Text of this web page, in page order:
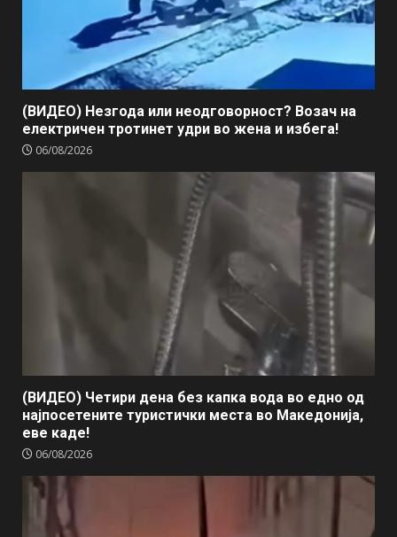
(ВИДЕО) Незгода или неодговорност? Возач на
електричен тротинет удри во жена и избега!
06/08/2026
(ВИДЕО) Четири дена без капка вода во едно од
најпосетените туристички места во Македонија,
еве каде!
06/08/2026